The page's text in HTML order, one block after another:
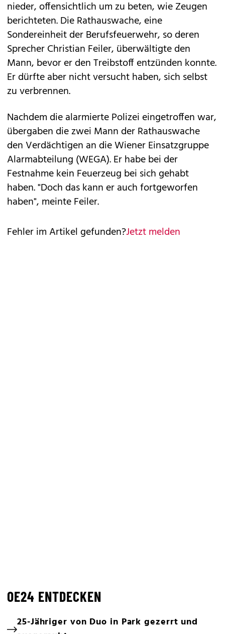
nieder, offensichtlich um zu beten, wie Zeugen
berichteten. Die Rathauswache, eine
Sondereinheit der Berufsfeuerwehr, so deren
Sprecher Christian Feiler, überwältigte den
Mann, bevor er den Treibstoff entzünden konnte.
Er dürfte aber nicht versucht haben, sich selbst
zu verbrennen.
Nachdem die alarmierte Polizei eingetroffen war,
übergaben die zwei Mann der Rathauswache
den Verdächtigen an die Wiener Einsatzgruppe
Alarmabteilung (WEGA). Er habe bei der
Festnahme kein Feuerzeug bei sich gehabt
haben. "Doch das kann er auch fortgeworfen
haben", meinte Feiler.
Fehler im Artikel gefunden?Jetzt melden
OE24 ENTDECKEN
25-Jähriger von Duo in Park gezerrt und